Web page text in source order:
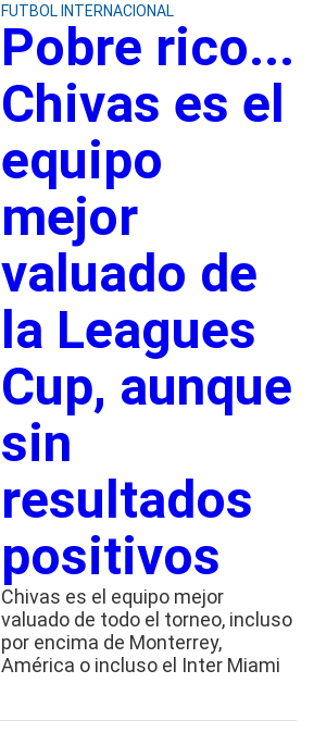
FUTBOL INTERNACIONAL
Pobre rico...
Chivas es el
equipo
mejor
valuado de
la Leagues
Cup, aunque
sin
resultados
positivos
Chivas es el equipo mejor
valuado de todo el torneo, incluso
por encima de Monterrey,
América o incluso el Inter Miami